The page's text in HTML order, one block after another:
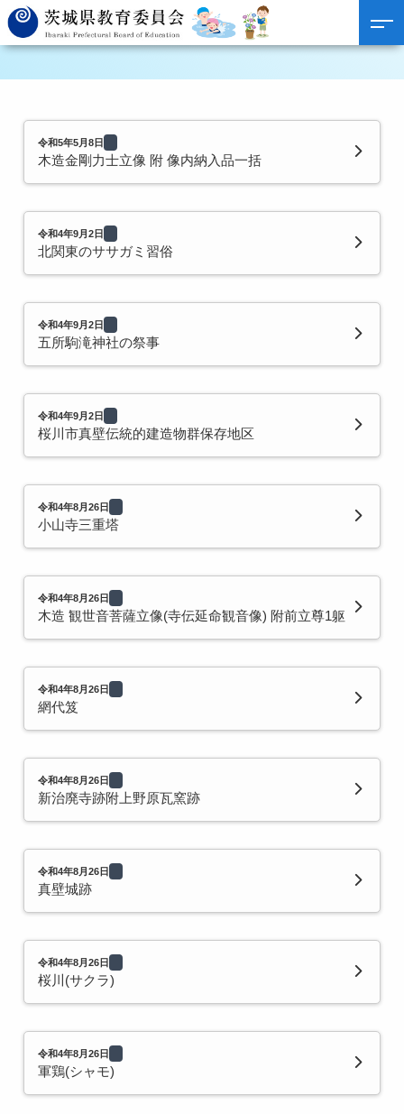
令和5年5月8日
木造金剛力士立像 附 像内納入品一括
令和4年9月2日
北関東のササガミ習俗
令和4年9月2日
五所駒滝神社の祭事
令和4年9月2日
桜川市真壁伝統的建造物群保存地区
令和4年8月26日
小山寺三重塔
令和4年8月26日
木造 観世音菩薩立像(寺伝延命観音像) 附前立尊1躯
令和4年8月26日
網代笈
令和4年8月26日
新治廃寺跡附上野原瓦窯跡
令和4年8月26日
真壁城跡
令和4年8月26日
桜川(サクラ)
令和4年8月26日
軍鶏(シャモ)